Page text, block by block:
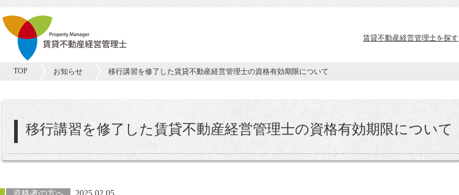
賃貸不動産経営管理士を探す
TOP お知らせ 移行講習を修了した賃貸不動産経営管理士の資格有効期限について
移行講習を修了した賃貸不動産経営管理士の資格有効期限について